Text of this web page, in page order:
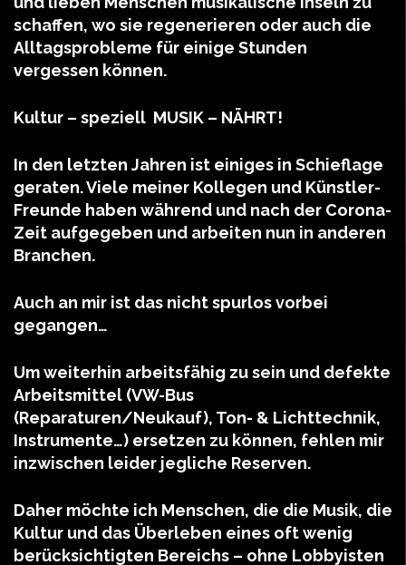
schaffen, wo sie regenerieren oder auch die
Alltagsprobleme für einige Stunden
vergessen können.
Kultur – speziell MUSIK – NÄHRT!
In den letzten Jahren ist einiges in Schieflage
geraten. Viele meiner Kollegen und Künstler-
Freunde haben während und nach der Corona-
Zeit aufgegeben und arbeiten nun in anderen
Branchen.
Auch an mir ist das nicht spurlos vorbei
gegangen…
Um weiterhin arbeitsfähig zu sein und defekte
Arbeitsmittel (VW-Bus
(Reparaturen/Neukauf), Ton- & Lichttechnik,
Instrumente…) ersetzen zu können, fehlen mir
inzwischen leider jegliche Reserven.
Daher möchte ich Menschen, die die Musik, die
Kultur und das Überleben eines oft wenig
berücksichtigten Bereichs – ohne Lobbyisten